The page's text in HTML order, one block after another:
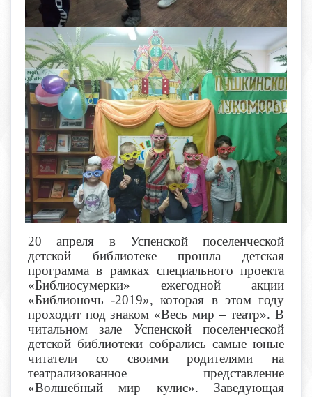
20 апреля в Успенской поселенческой
детской библиотеке прошла детская
программа в рамках специального проекта
«Библиосумерки» ежегодной акции
«Библионочь -2019», которая в этом году
проходит под знаком «Весь мир – театр». В
читальном зале Успенской поселенческой
детской библиотеки собрались самые юные
читатели со своими родителями на
театрализованное представление
«Волшебный мир кулис». Заведующая